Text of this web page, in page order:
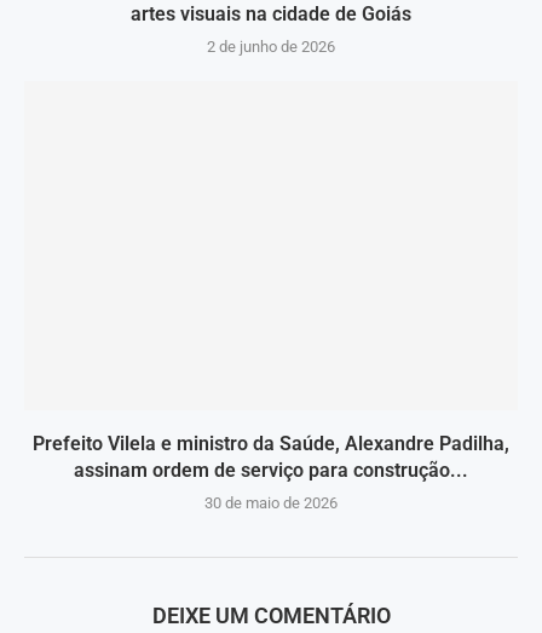
artes visuais na cidade de Goiás
2 de junho de 2026
Prefeito Vilela e ministro da Saúde, Alexandre Padilha,
assinam ordem de serviço para construção...
30 de maio de 2026
DEIXE UM COMENTÁRIO